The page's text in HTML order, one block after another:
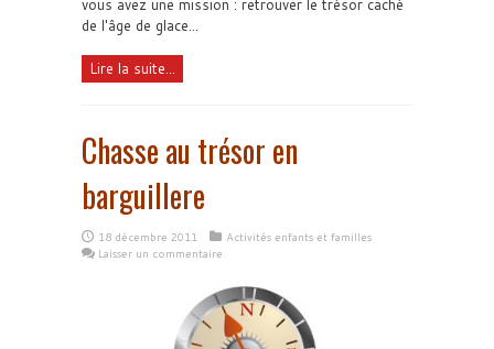
vous avez une mission : retrouver le trésor caché
de l'âge de glace...
Lire la suite...
Chasse au trésor en
barguillere
18 décembre 2011
Activités enfants et familles
Laisser un commentaire